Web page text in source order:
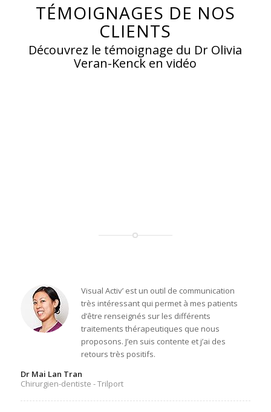
TÉMOIGNAGES DE NOS
CLIENTS
Découvrez le témoignage du Dr Olivia
Veran-Kenck en vidéo
Visual Activ’ est un outil de communication
très intéressant qui permet à mes patients
d’être renseignés sur les différents
traitements thérapeutiques que nous
proposons. J’en suis contente et j’ai des
retours très positifs.
Dr Mai Lan Tran
Chirurgien-dentiste - Trilport